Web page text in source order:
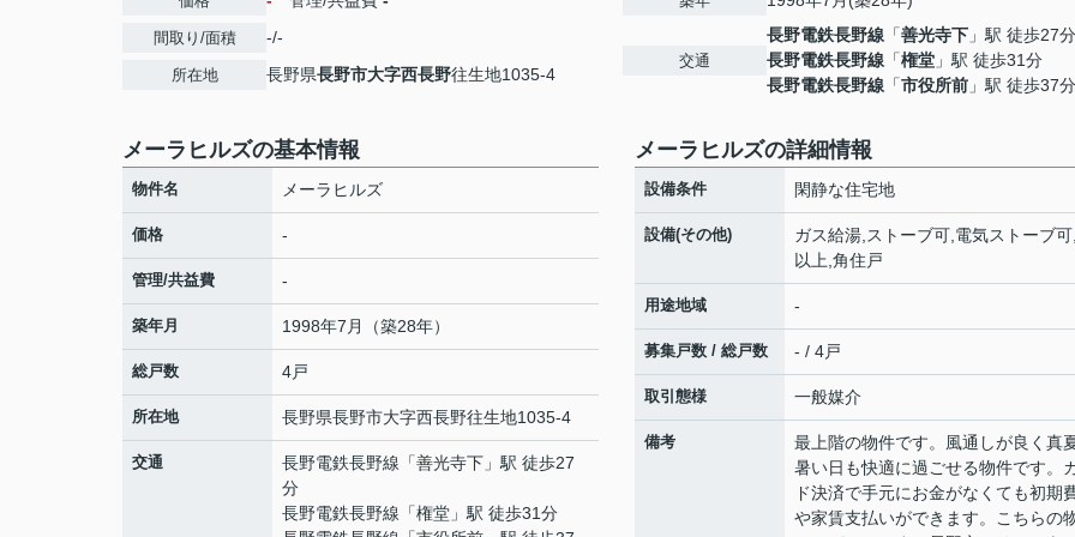
間取り/面積 -/-
所在地 長野県長野市大字西長野往生地1035-4
交通
長野電鉄長野線 「善光寺下 」駅 徒歩27分
長野電鉄長野線 「権堂 」駅 徒歩31分
長野電鉄長野線 「市役所前 」駅 徒歩37分
メーラヒルズの基本情報
物件名 メーラヒルズ
価格 -
管理/共益費 -
築年月 1998年7月（築28年）
総戸数 4戸
所在地 長野県長野市大字西長野往生地1035-4
交通 長野電鉄長野線 「善光寺下 」駅 徒歩27
分
長野電鉄長野線 「権堂 」駅 徒歩31分
メーラヒルズの詳細情報
設備条件 閑静な住宅地
設備(その他)
ガス給湯,ストーブ可,電気ストーブ
以上,角住戸
用途地域 -
募集戸数 / 総戸数 - / 4戸
取引態様 一般媒介
備考
最上階の物件です。風通しが良く真
暑い日も快適に過ごせる物件です。
ド決済で手元にお金がなくても初期
や家賃支払いができます。こちらの